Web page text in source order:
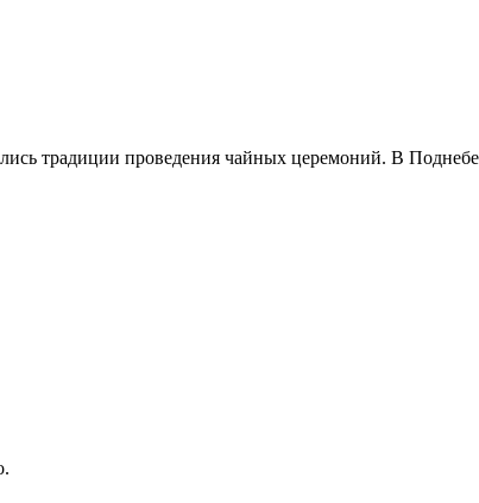
традиции проведения чайных церемоний. В